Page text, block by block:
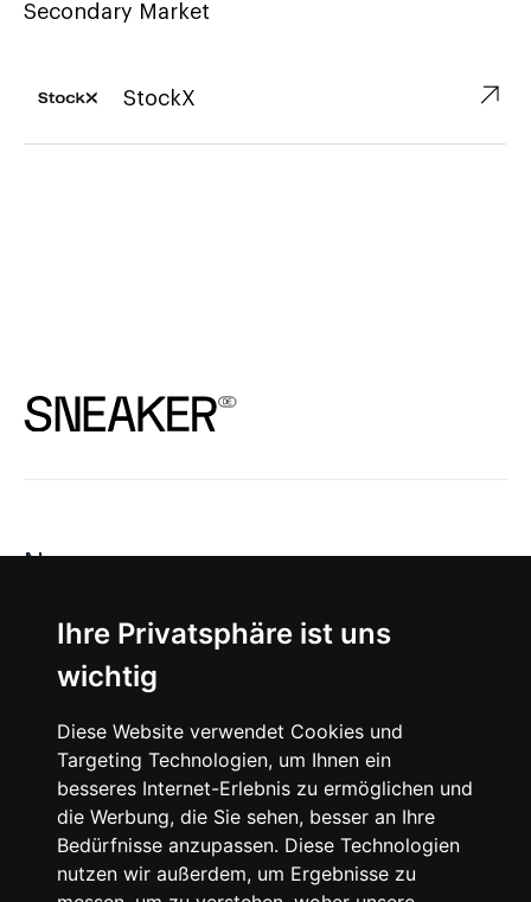
Ihre Privatsphäre ist uns
wichtig
Diese Website verwendet Cookies und
Targeting Technologien, um Ihnen ein
besseres Internet-Erlebnis zu ermöglichen und
die Werbung, die Sie sehen, besser an Ihre
Bedürfnisse anzupassen. Diese Technologien
nutzen wir außerdem, um Ergebnisse zu
Secondary Market
StockX ↗︎
News
About
Instagram
Facebook